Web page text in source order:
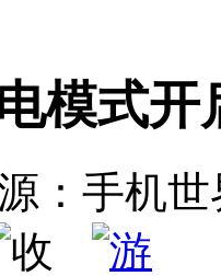
模式开
：手机世